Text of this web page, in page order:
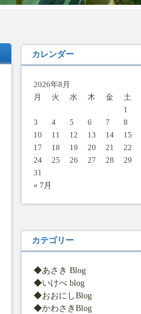
カレンダー
2026年8月
月
火 水 木 金 土
« 7月
1
3
4 5 6 7 8
10
11 12 13 14 15
17
18 19 20 21 22
24
25 26 27 28 29
31
カテゴリー
◆あさき Blog
◆いけべ blog
◆おおにしBlog
◆かわさきBlog